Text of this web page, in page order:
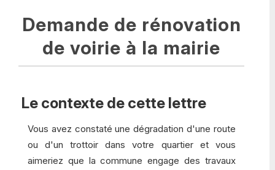
Demande de rénovation
de voirie à la mairie
Le contexte de cette lettre
Vous avez constaté une dégradation d'une route
ou d'un trottoir dans votre quartier et vous
aimeriez que la commune engage des travaux